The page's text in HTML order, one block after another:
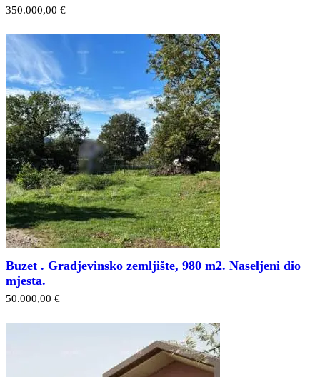
350.000,00 €
Buzet . Gradjevinsko zemljište, 980 m2. Naseljeni dio
mjesta.
50.000,00 €